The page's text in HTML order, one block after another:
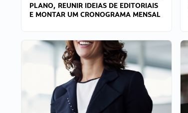
PLANO, REUNIR IDEIAS DE EDITORIAIS
E MONTAR UM CRONOGRAMA MENSAL